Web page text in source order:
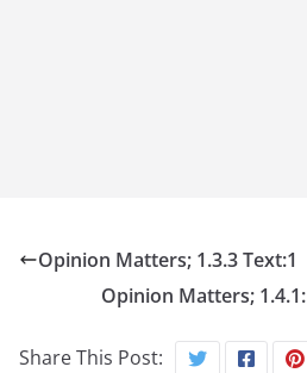
Opinion Matters; 1.3.3 Text:1
Opinion Matters;
Share This Post: